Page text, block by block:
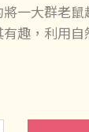
一大群老
趣，利用